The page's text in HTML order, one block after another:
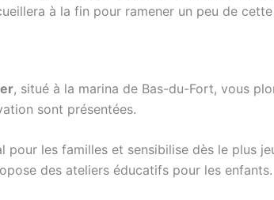
à la fin pour ramener un peu de
, situé à la marina de Bas-du-Fort, vous
sont présentées.
pour les familles et sensibilise dès le plus
des ateliers éducatifs pour les enfants.